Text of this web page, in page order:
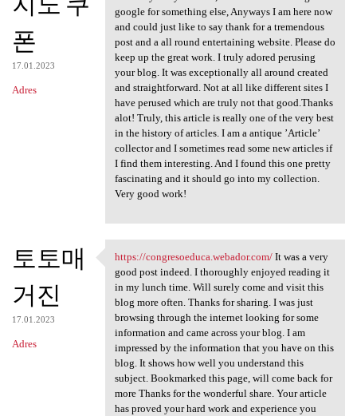
폰
17.01.2023
Adres
google for something else, Anyways I am here now
and could just like to say thank for a tremendous
post and a all round entertaining website. Please do
keep up the great work. I truly adored perusing
your blog. It was exceptionally all around created
and straightforward. Not at all like different sites I
have perused which are truly not that good.Thanks
alot! Truly, this article is really one of the very best
in the history of articles. I am a antique ’Article’
collector and I sometimes read some new articles if
I find them interesting. And I found this one pretty
fascinating and it should go into my collection.
Very good work!
토토매
거진
17.01.2023
Adres
https://congresoeduca.webador
https://congresoeduca.webador.com/It was a very
good post indeed. I thoroughly enjoyed reading it
in my lunch time. Will surely come and visit this
blog more often. Thanks for sharing. I was just
browsing through the internet looking for some
information and came across your blog. I am
impressed by the information that you have on this
blog. It shows how well you understand this
subject. Bookmarked this page, will come back for
more Thanks for the wonderful share. Your article
has proved your hard work and experience you